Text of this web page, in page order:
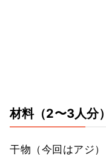
材料（2〜3人分）
干物（今回はアジ）